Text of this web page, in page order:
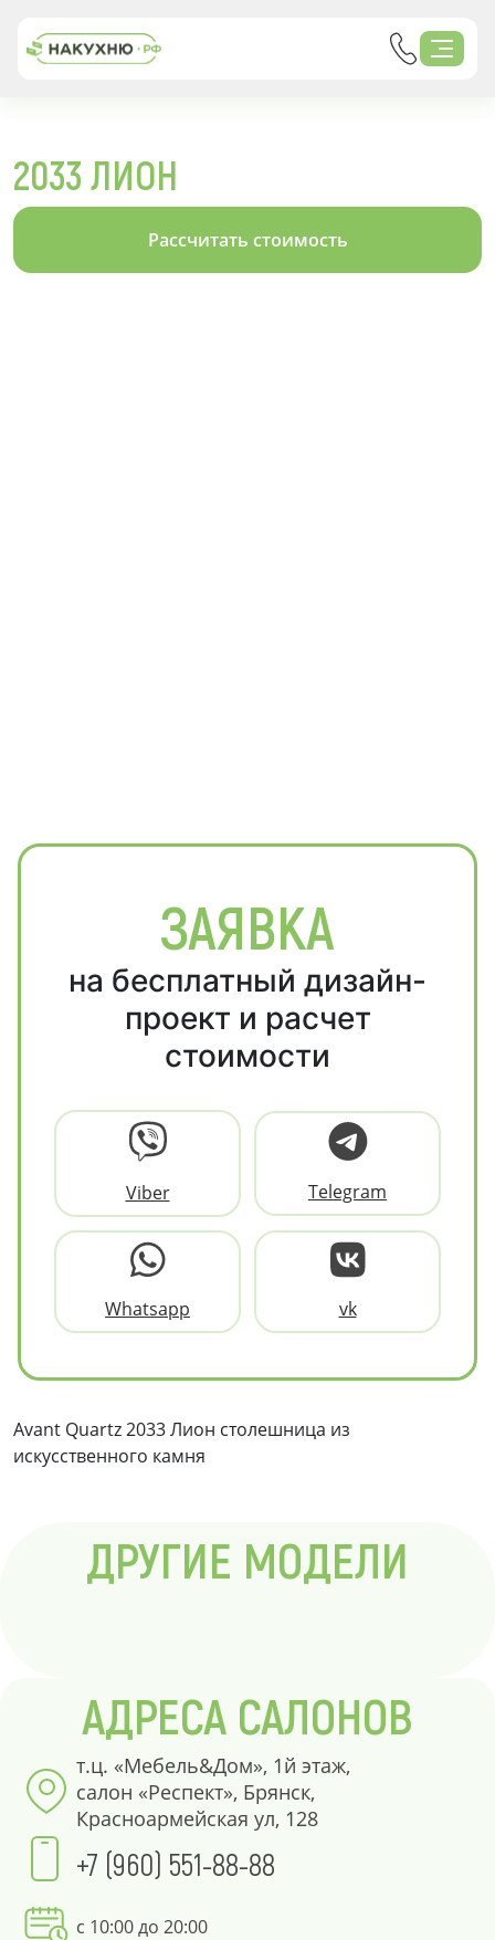
2033 ЛИОН
Рассчитать стоимость
ЗАЯВКА
на бесплатный дизайн-
проект и расчет
стоимости
Viber Telegram
Whatsapp vk
Avant Quartz 2033 Лион столешница из
искусственного камня
ДРУГИЕ МОДЕЛИ
АДРЕСА САЛОНОВ
т.ц. «Мебель&Дом», 1й этаж,
салон «Респект», Брянск,
Красноармейская ул, 128
+7 (960) 551-88-88
с 10:00 до 20:00